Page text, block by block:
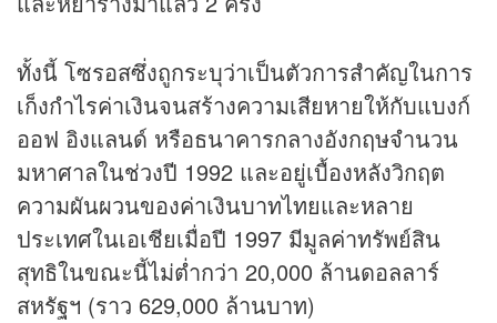
ทั้งนี้ โซรอสซึ่งถูกระบุว่าเป็นตัวการสำคัญในการ
เก็งกำไรค่าเงินจนสร้างความเสียหายให้กับแบงก์
ออฟ อิงแลนด์ หรือธนาคารกลางอังกฤษจำนวน
มหาศาลในช่วงปี 1992 และอยู่เบื้องหลังวิกฤต
ความผันผวนของค่าเงินบาทไทยและหลาย
ประเทศในเอเชียเมื่อปี 1997 มีมูลค่าทรัพย์สิน
สุทธิในขณะนี้ไม่ต่ำกว่า 20,000 ล้านดอลลาร์
สหรัฐฯ (ราว 629,000 ล้านบาท)